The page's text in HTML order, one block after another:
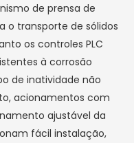
de prensa de
o transporte de sólidos
os controles PLC
à corrosão
de inatividade não
acionamentos com
ajustável da
fácil instalação,